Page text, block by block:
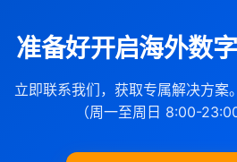
准备好开启海外数
立即联系我们，获取专属解决方案
（周一至周日 8:00-